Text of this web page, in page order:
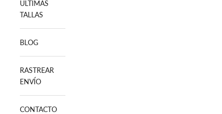
ULTIMAS
TALLAS
BLOG
RASTREAR
ENVÍO
CONTACTO